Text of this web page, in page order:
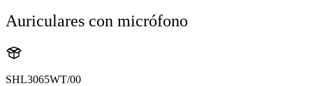
Auriculares con micrófono
SHL3065WT/00